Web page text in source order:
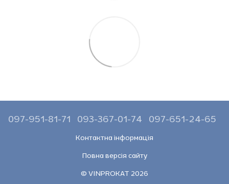
097-951-81-71 093-367-01-74 097-651-24-65
Контактна інформація
Повна версія сайту
© VINPROKAT 2026